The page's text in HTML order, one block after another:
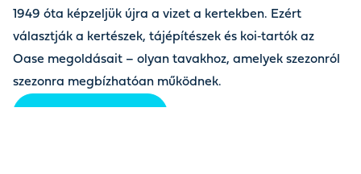
1949 óta képzeljük újra a vizet a kertekben. Ezért
választják a kertészek, tájépítészek és koi‑tartók az
Oase megoldásait – olyan tavakhoz, amelyek szezonról
szezonra megbízhatóan működnek.